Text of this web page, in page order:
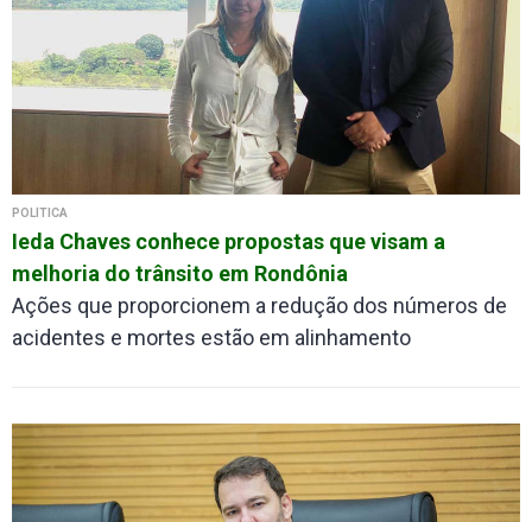
POLÍTICA
Ieda Chaves conhece propostas que visam a
melhoria do trânsito em Rondônia
Ações que proporcionem a redução dos números de
acidentes e mortes estão em alinhamento